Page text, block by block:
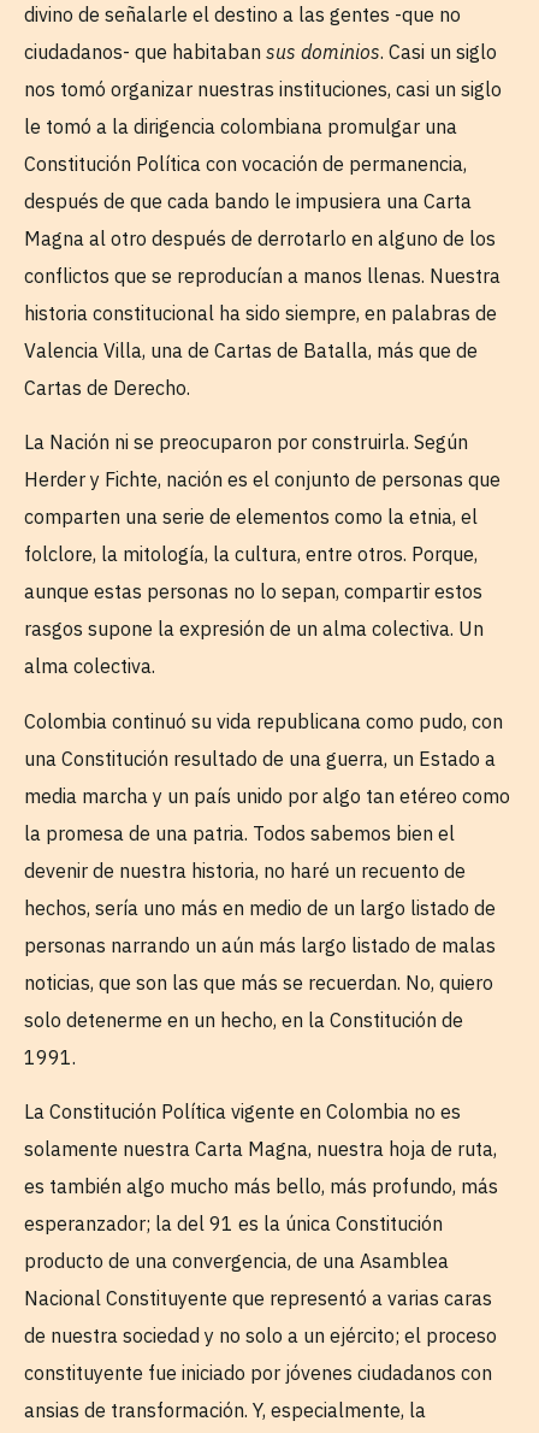
divino de señalarle el destino a las gentes -que no
ciudadanos- que habitaban sus dominios. Casi un siglo
nos tomó organizar nuestras instituciones, casi un siglo
le tomó a la dirigencia colombiana promulgar una
Constitución Política con vocación de permanencia,
después de que cada bando le impusiera una Carta
Magna al otro después de derrotarlo en alguno de los
conflictos que se reproducían a manos llenas. Nuestra
historia constitucional ha sido siempre, en palabras de
Valencia Villa, una de Cartas de Batalla, más que de
Cartas de Derecho.
La Nación ni se preocuparon por construirla. Según
Herder y Fichte, nación es el conjunto de personas que
comparten una serie de elementos como la etnia, el
folclore, la mitología, la cultura, entre otros. Porque,
aunque estas personas no lo sepan, compartir estos
rasgos supone la expresión de un alma colectiva. Un
alma colectiva.
Colombia continuó su vida republicana como pudo, con
una Constitución resultado de una guerra, un Estado a
media marcha y un país unido por algo tan etéreo como
la promesa de una patria. Todos sabemos bien el
devenir de nuestra historia, no haré un recuento de
hechos, sería uno más en medio de un largo listado de
personas narrando un aún más largo listado de malas
noticias, que son las que más se recuerdan. No, quiero
solo detenerme en un hecho, en la Constitución de
1991.
La Constitución Política vigente en Colombia no es
solamente nuestra Carta Magna, nuestra hoja de ruta,
es también algo mucho más bello, más profundo, más
esperanzador; la del 91 es la única Constitución
producto de una convergencia, de una Asamblea
Nacional Constituyente que representó a varias caras
de nuestra sociedad y no solo a un ejército; el proceso
constituyente fue iniciado por jóvenes ciudadanos con
ansias de transformación. Y, especialmente, la